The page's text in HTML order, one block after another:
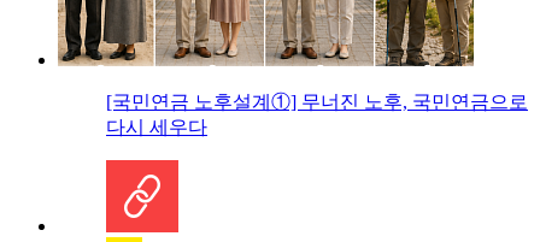
[국민연금 노후설계①] 무너진 노후, 국민연금으로
다시 세우다